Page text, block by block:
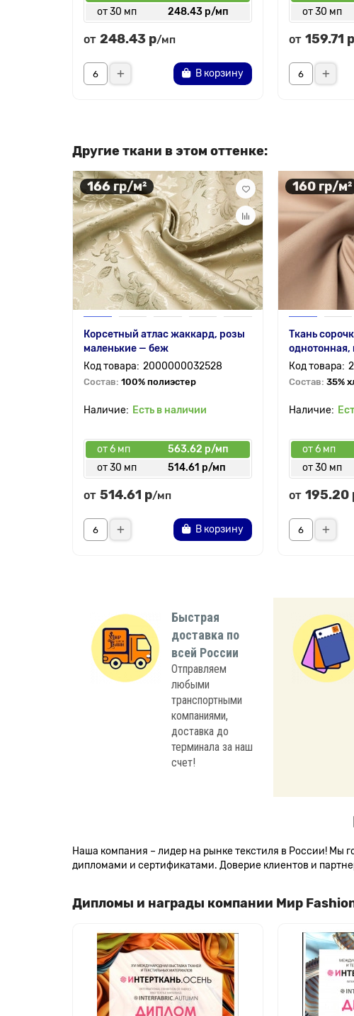
от 30 мп
248.43 р/мп
от 248.43 р/мп
В корзину
от 30 мп
от 159.71 р
Другие ткани в этом оттенке:
166 гр/м²
Корсетный атлас жаккард, розы
маленькие — беж
2000000032528
Состав: 100% полиэстер
Есть в наличии
от 6 мп
563.62 р/мп
от 30 мп
514.61 р/мп
от 514.61 р/мп
В корзину
160 гр/м²
Ткань
Состав: 35%
от 6 мп
от 30 мп
от 195.20
Быстрая
доставка по
всей России
Отправляем
любыми
транспортными
компаниями,
доставка до
терминала за наш
счет!
Наша компания – лидер на рынке текстиля в России! Мы
дипломами и сертификатами. Доверие клиентов и
Дипломы и награды компании Мир